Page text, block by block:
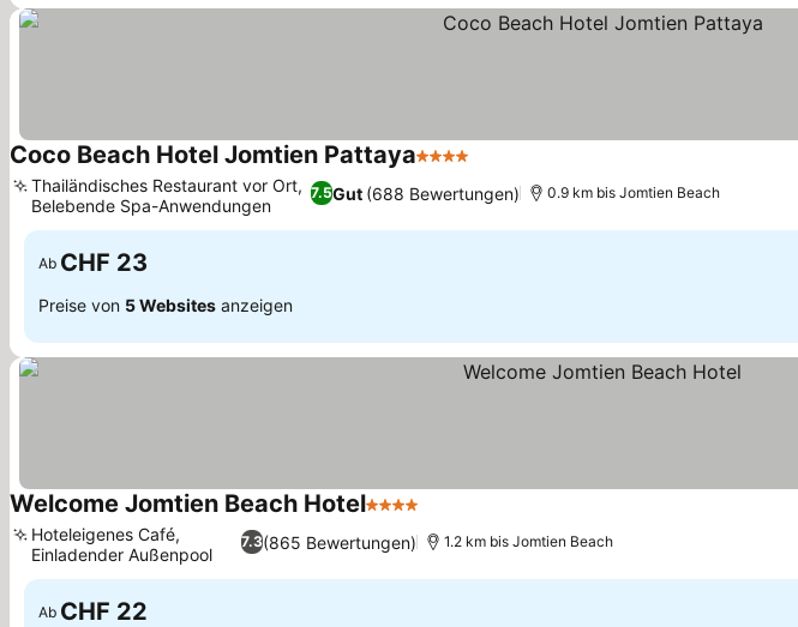
Coco Beach Hotel Jomtien Pattaya4 Sterne
7.5Gut (688 Bewertungen)
Thailändisches Restaurant vor Ort,
Belebende Spa-Anwendungen
0.9 km bis Jomtien Beach
Ab CHF 23
Preise von 5 Websites anzeigen
Welcome Jomtien Beach Hotel4 Sterne
7.3(865 Bewertungen)
Hoteleigenes Café,
Einladender Außenpool
1.2 km bis Jomtien Beach
Ab CHF 22